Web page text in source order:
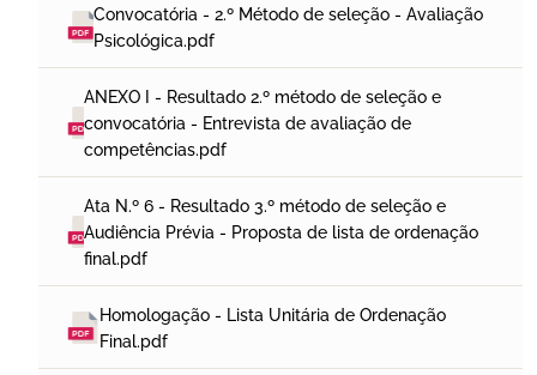
Convocatória - 2.º Método de seleção - Avaliação
Psicológica.pdf
ANEXO I - Resultado 2.º método de seleção e
convocatória - Entrevista de avaliação de
competências.pdf
Ata N.º 6 - Resultado 3.º método de seleção e
Audiência Prévia - Proposta de lista de ordenação
final.pdf
Homologação - Lista Unitária de Ordenação
Final.pdf